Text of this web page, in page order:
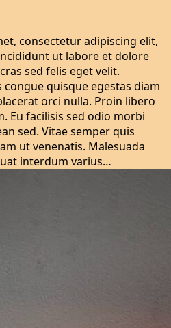
consectetur adipiscing elit,
ut labore et dolore
sed felis eget velit.
quisque egestas diam
orci nulla. Proin libero
Eu facilisis sed odio morbi
sed. Vitae semper quis
ut venenatis. Malesuada
interdum varius…